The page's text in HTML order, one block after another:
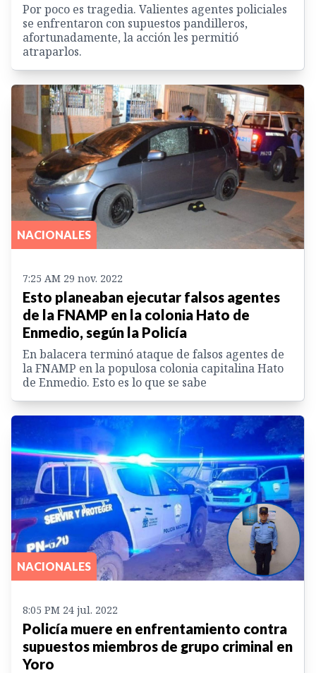
Por poco es tragedia. Valientes agentes policiales
se enfrentaron con supuestos pandilleros,
afortunadamente, la acción les permitió
atraparlos.
NACIONALES
7:25 AM 29 nov. 2022
Esto planeaban ejecutar falsos agentes
de la FNAMP en la colonia Hato de
Enmedio, según la Policía
En balacera terminó ataque de falsos agentes de
la FNAMP en la populosa colonia capitalina Hato
de Enmedio. Esto es lo que se sabe
NACIONALES
8:05 PM 24 jul. 2022
Policía muere en enfrentamiento contra
supuestos miembros de grupo criminal en
Yoro